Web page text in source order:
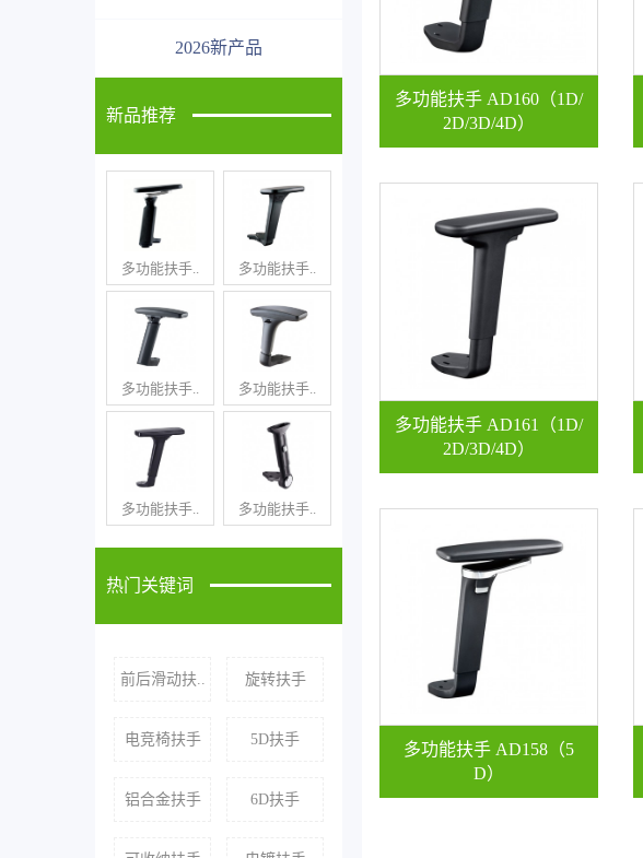
2026新产品
新品推荐
多功能扶手.. 多功能扶手..
多功能扶手.. 多功能扶手..
多功能扶手.. 多功能扶手..
热门关键词
前后滑动扶.. 旋转扶手
电竞椅扶手 5D扶手
铝合金扶手 6D扶手
多功能扶手 AD160（1D/
2D/3D/4D）
多功能扶手 AD161（1D/
2D/3D/4D）
多功能扶手 AD158（5
D）